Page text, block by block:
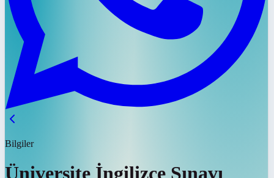
Bilgiler
Üniversite İngilizce Sınavı